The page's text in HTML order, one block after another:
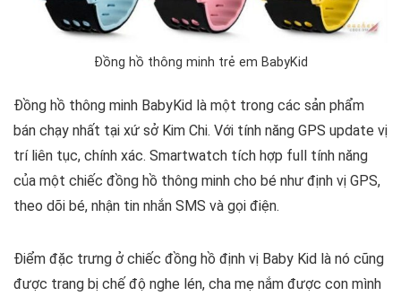
Đồng hồ thông minh trẻ em BabyKid
Đồng hồ thông minh BabyKid là một trong các sản phẩm
bán chạy nhất tại xứ sở Kim Chi. Với tính năng GPS update vị
trí liên tục, chính xác. Smartwatch tích hợp full tính năng
của một chiếc đồng hồ thông minh cho bé như định vị GPS,
theo dõi bé, nhận tin nhắn SMS và gọi điện.
Điểm đặc trưng ở chiếc đồng hồ định vị Baby Kid là nó cũng
được trang bị chế độ nghe lén, cha mẹ nắm được con mình